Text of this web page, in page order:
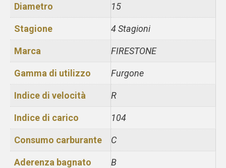
Diametro 15
Stagione 4 Stagioni
Marca FIRESTONE
Gamma di utilizzo Furgone
Indice di velocità R
Indice di carico 104
Consumo carburante C
Aderenza bagnato B